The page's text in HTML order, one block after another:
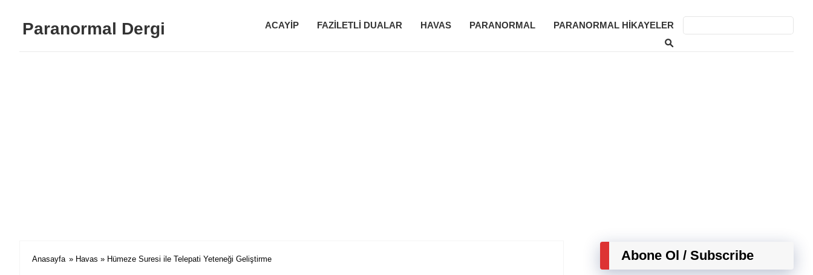
Paranormal Dergi ACAYIP FAZILETLI DUALAR HAVAS PARANORMAL PARANORMAL HIKAYELER
Anasayfa » Havas » Hümeze Suresi ile Telepati Yeteneği Geliştirme Abone Ol / Subscribe